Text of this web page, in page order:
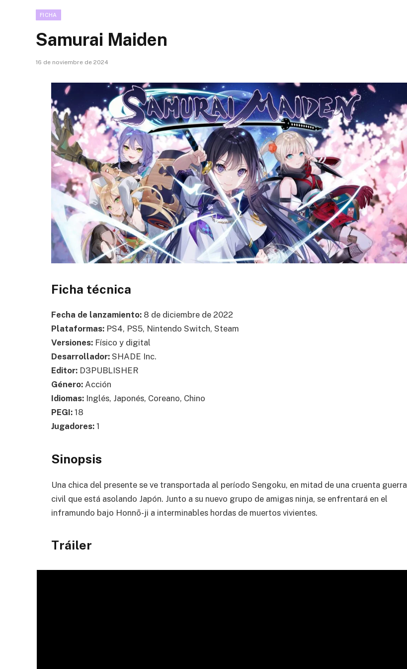
FICHA
Samurai Maiden
16 de noviembre de 2024
Ficha técnica
Fecha de lanzamiento: 8 de diciembre de 2022
Plataformas: PS4, PS5, Nintendo Switch, Steam
Versiones: Físico y digital
Desarrollador: SHADE Inc.
Editor: D3PUBLISHER
Género: Acción
Idiomas: Inglés, Japonés, Coreano, Chino
PEGI: 18
Jugadores: 1
Sinopsis
Una chica del presente se ve transportada al período Sengoku, en mitad de una cruenta guerra
civil que está asolando Japón. Junto a su nuevo grupo de amigas ninja, se enfrentará en el
inframundo bajo Honnō-ji a interminables hordas de muertos vivientes.
Tráiler